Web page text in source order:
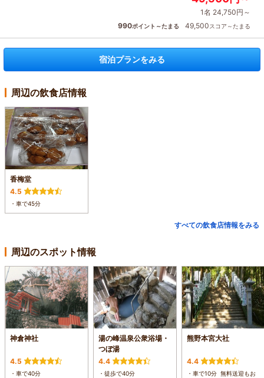
1名 24,750円～
990ポイント～たまる 49,500スコア～たまる
宿泊プランをみる
周辺の飲食店情報
香梅堂
4.5
・車で45分
すべての飲食店情報をみる
周辺のスポット情報
神倉神社
4.5
・車で40分
湯の峰温泉公衆浴場・
つぼ湯
4.4
・徒歩で40分
熊野本宮大社
4.4
・車で10分 無料送迎もお